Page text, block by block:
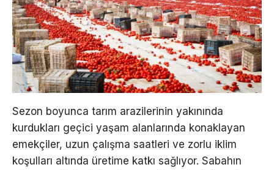
Sezon boyunca tarım arazilerinin yakınında
kurdukları geçici yaşam alanlarında konaklayan
emekçiler, uzun çalışma saatleri ve zorlu iklim
koşulları altında üretime katkı sağlıyor. Sabahın